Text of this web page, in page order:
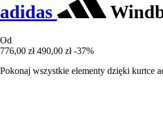
adidas
Od
776,00 zł 490,00 zł -37%
Pokonaj wszystkie elementy dzięki kurtce